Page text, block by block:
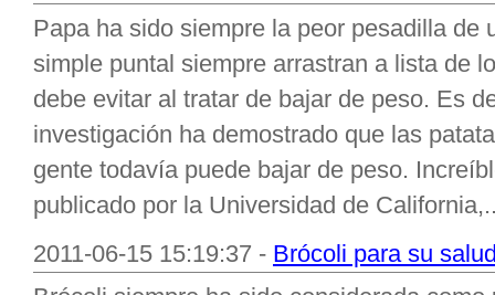
Papa ha sido siempre la peor pesadilla de
simple puntal siempre arrastran a lista de
debe evitar al tratar de bajar de peso. Es
investigación ha demostrado que las
gente todavía puede bajar de peso.
publicado por la Universidad de
2011-06-15 15:19:37 - Brócoli para su